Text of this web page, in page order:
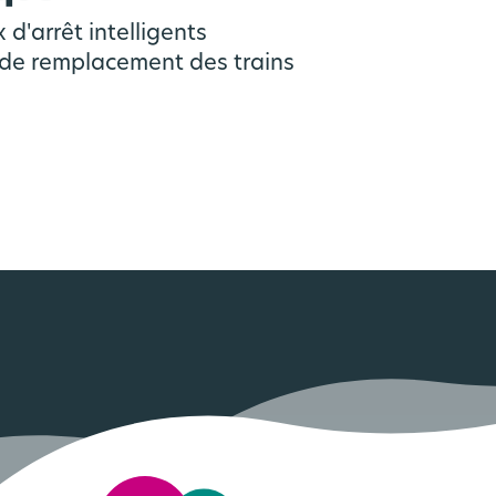
d'arrêt intelligents
remplacement des trains